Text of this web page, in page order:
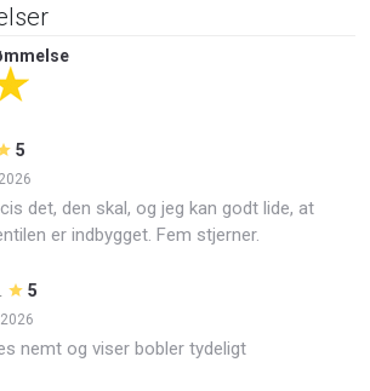
5
det, den skal, og jeg kan godt lide, at
er indbygget. Fem stjerner.
5
nemt og viser bobler tydeligt